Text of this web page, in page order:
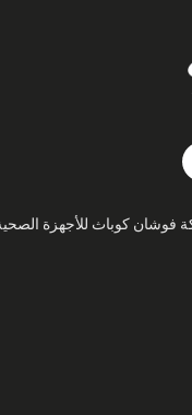
والنشر © ٢٠٢٦ شركة فوشان كوباث للأجهزة